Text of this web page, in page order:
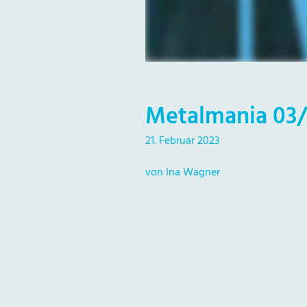
Metalmania
21. Februar 2023
von Ina Wagner